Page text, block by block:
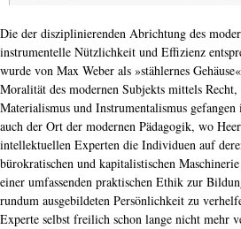
Die der disziplinierenden Abrichtung des
instrumentelle Nützlichkeit und Effizienz
wurde von Max Weber als »stählernes
Moralität des modernen Subjekts mittels
Materialismus und Instrumentalismus gefangen
auch der Ort der modernen Pädagogik, wo
intellektuellen Experten die Individuen auf
bürokratischen und kapitalistischen
einer umfassenden praktischen Ethik zur
rundum ausgebildeten Persönlichkeit zu
Experte selbst freilich schon lange nicht mehr